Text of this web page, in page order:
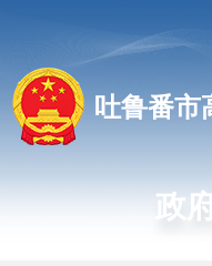
吐鲁番市
政